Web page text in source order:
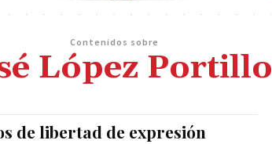
Contenidos sobre
López Portillo
de libertad de expresión